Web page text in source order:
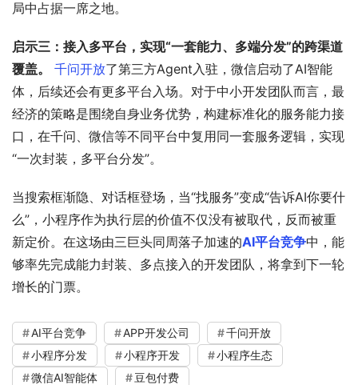
局中占据一席之地。
启示三：接入多平台，实现“一套能力、多端分发”的跨渠道
覆盖。
千问开放了第三方Agent入驻，微信启动了AI智能
体，后续还会有更多平台入场。对于中小开发团队而言，最
经济的策略是围绕自身业务优势，构建标准化的服务能力接
口，在千问、微信等不同平台中复用同一套服务逻辑，实现
“一次封装，多平台分发”。
当搜索框渐隐、对话框登场，当“找服务”变成“告诉AI你要什
么”，小程序作为执行层的价值不仅没有被取代，反而被重
新定价。在这场由三巨头同周落子加速的AI平台竞争中，能
够率先完成能力封装、多点接入的开发团队，将拿到下一轮
增长的门票。
AI平台竞争 APP开发公司
千问开放
小程序分发
小程序开发
小程序生态
微信AI智能体
豆包付费